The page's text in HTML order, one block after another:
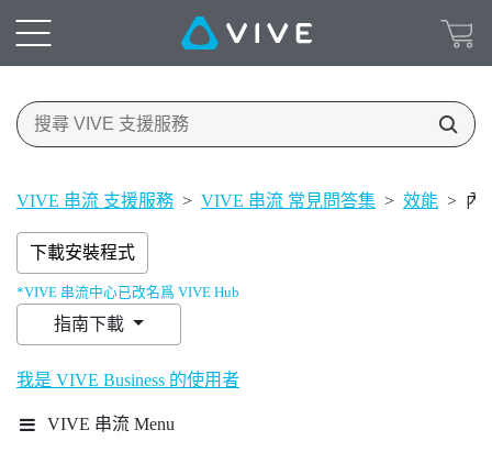
VIVE 串流 支援服務 > VIVE 串流 常見問答集 > 效能 > 內
下載安裝程式
*VIVE 串流中心已改名爲 VIVE Hub
指南下載
我是 VIVE Business 的使用者
VIVE 串流 Menu